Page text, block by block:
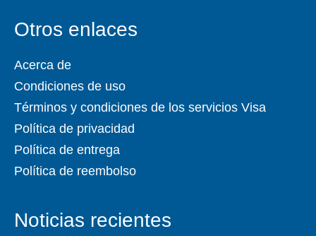
Otros enlaces
Acerca de
Condiciones de uso
Términos y condiciones de los servicios Visa
Política de privacidad
Política de entrega
Política de reembolso
Noticias recientes